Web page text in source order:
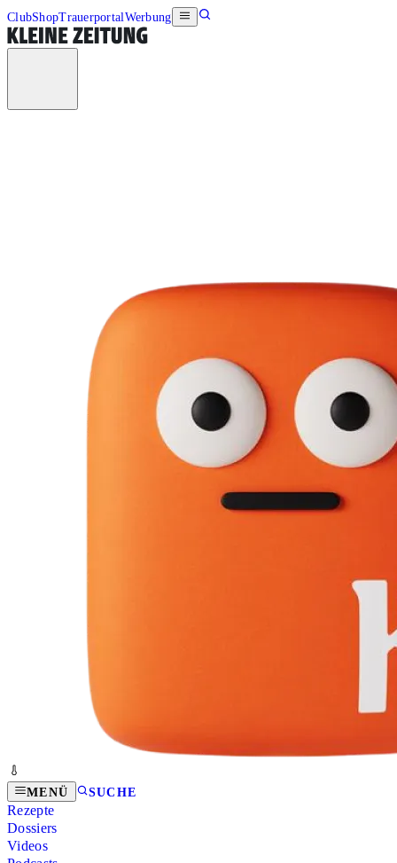
ClubShopTrauerportalWerbung
MENÜ SUCHE
Rezepte
Dossiers
Videos